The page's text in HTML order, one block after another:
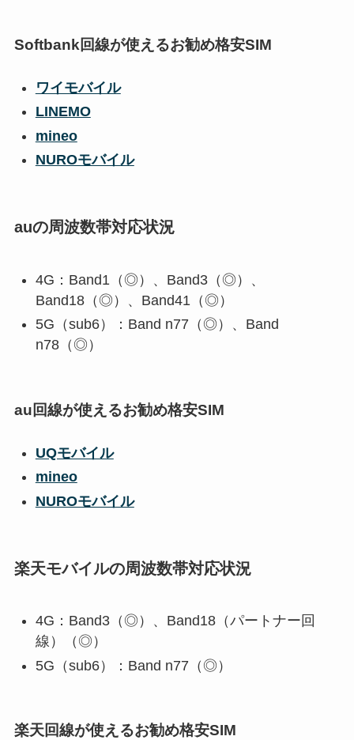
Softbank回線が使えるお勧め格安SIM
ワイモバイル
LINEMO
mineo
NUROモバイル
auの周波数帯対応状況
4G：Band1（◎）、Band3（◎）、
Band18（◎）、Band41（◎）
5G（sub6）：Band n77（◎）、Band
n78（◎）
au回線が使えるお勧め格安SIM
UQモバイル
mineo
NUROモバイル
楽天モバイルの周波数帯対応状況
4G：Band3（◎）、Band18（パートナー回
線）（◎）
5G（sub6）：Band n77（◎）
楽天回線が使えるお勧め格安SIM